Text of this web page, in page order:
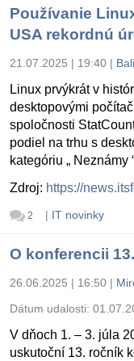
Používanie
USA rekordnú
21.07.2025 | 19:40 |
Linux prvýkrát v
desktopovými
spoločnosti
podiel na trhu s
kategóriu „ Neznámy
Zdroj: https://
2 | IT novinky
O konferencii
26.06.2025 | 16:50 |
Dátum udalosti:
V dňoch 1. – 3. júla
uskutoční 13. ročník